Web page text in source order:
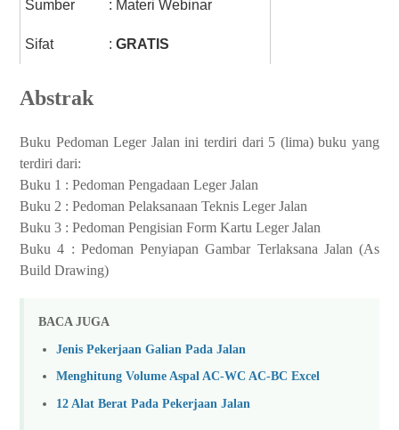
Sumber : Materi Webinar
Sifat : GRATIS
Abstrak
Buku Pedoman Leger Jalan ini terdiri dari 5 (lima) buku yang
terdiri dari:
Buku 1 : Pedoman Pengadaan Leger Jalan
Buku 2 : Pedoman Pelaksanaan Teknis Leger Jalan
Buku 3 : Pedoman Pengisian Form Kartu Leger Jalan
Buku 4 : Pedoman Penyiapan Gambar Terlaksana Jalan (As
Build Drawing)
BACA JUGA
Jenis Pekerjaan Galian Pada Jalan
Menghitung Volume Aspal AC-WC AC-BC Excel
12 Alat Berat Pada Pekerjaan Jalan